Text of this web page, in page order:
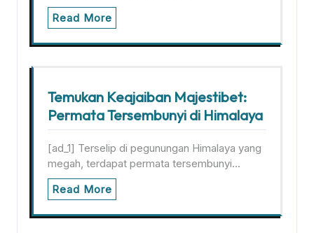
Read More
Temukan Keajaiban Majestibet:
Permata Tersembunyi di Himalaya
[ad_1] Terselip di pegunungan Himalaya yang
megah, terdapat permata tersembunyi…
Read More